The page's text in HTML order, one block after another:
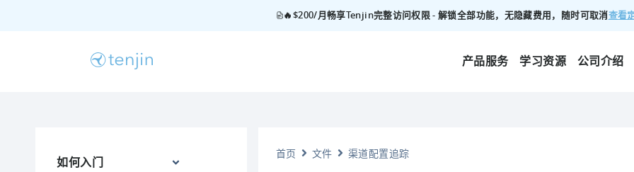
🔥$200/月畅享Tenjin完整访问权限 - 解锁全部功能，无隐藏费用，随时可取消查看
产品服务 学习资源 公司介绍
如何入门
首页 文件 渠道配置追踪